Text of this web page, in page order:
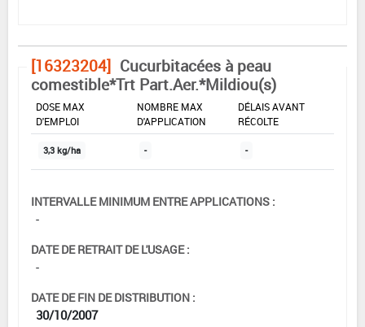
[16323204] Cucurbitacées à peau
comestible*Trt Part.Aer.*Mildiou(s)
DOSE MAX
D'EMPLOI
NOMBRE MAX
D'APPLICATION
DÉLAIS AVANT
RÉCOLTE
3,3 kg/ha - -
INTERVALLE MINIMUM ENTRE APPLICATIONS :
-
DATE DE RETRAIT DE L'USAGE :
-
DATE DE FIN DE DISTRIBUTION :
30/10/2007